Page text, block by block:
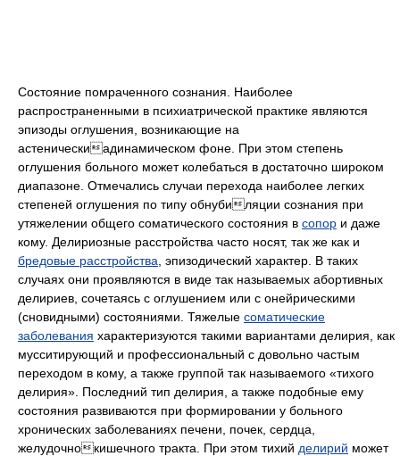
Состояние помраченного сознания. Наиболее
распространенными в психиатрической практике являются
эпизоды оглушения, возникающие на
астеническиадинамическом фоне. При этом степень
оглушения больного может колебаться в достаточно широком
диапазоне. Отмечались случаи перехода наиболее легких
степеней оглушения по типу обнубиляции сознания при
утяжелении общего соматического состояния в сопор и даже
кому. Делириозные расстройства часто носят, так же как и
бредовые расстройства , эпизодический характер. В таких
случаях они проявляются в виде так называемых абортивных
делириев, сочетаясь с оглушением или с онейрическими
(сновидными) состояниями. Тяжелые соматические
заболевания характеризуются такими вариантами делирия, как
мусситирующий и профессиональный с довольно частым
переходом в кому, а также группой так называемого «тихого
делирия». Последний тип делирия, а также подобные ему
состояния развиваются при формировании у больного
хронических заболеваниях печени, почек, сердца,
желудочнокишечного тракта. При этом тихий делирий может